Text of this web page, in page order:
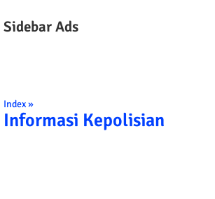
Sidebar Ads
Index »
Informasi Kepolisian